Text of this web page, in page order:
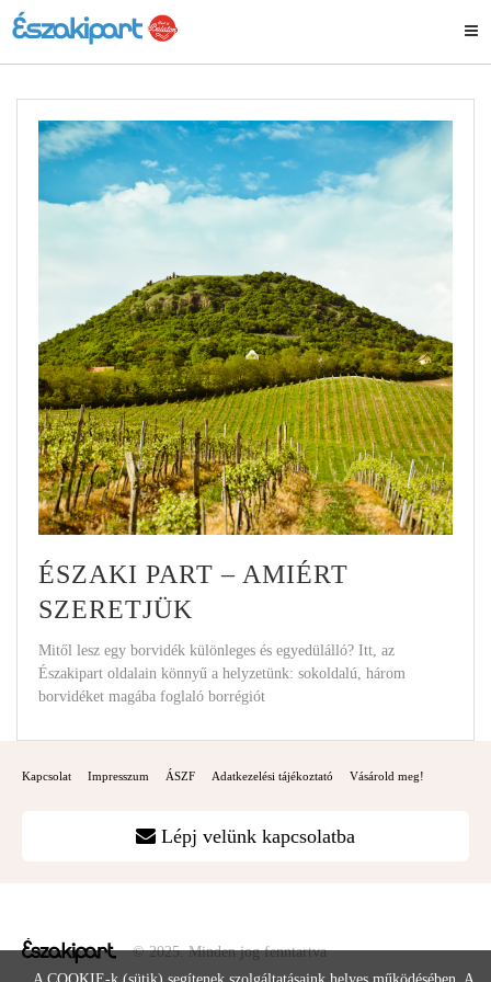
ÉSZAKI PART – AMIÉRT
SZERETJÜK
Mitől lesz egy borvidék különleges és egyedülálló? Itt, az
Északipart oldalain könnyű a helyzetünk: sokoldalú, három
borvidéket magába foglaló borrégiót
Kapcsolat Impresszum ÁSZF Adatkezelési tájékoztató Vásárold meg!
Lépj velünk kapcsolatba
© 2025. Minden jog fenntartva